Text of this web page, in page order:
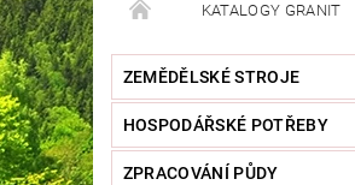
KATALOGY GRANIT
ZEMĚDĚLSKÉ STROJE
HOSPODÁŘSKÉ POTŘEBY
ZPRACOVÁNÍ PŮDY